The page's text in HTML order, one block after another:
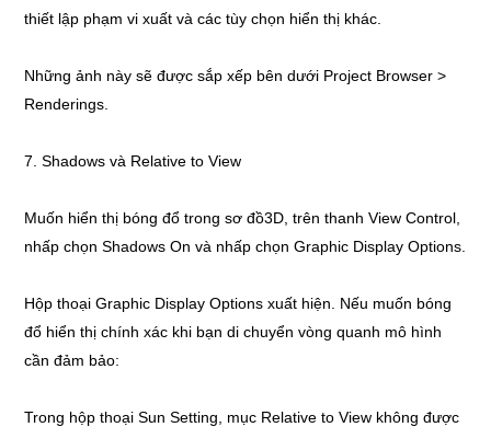
thiết lập phạm vi xuất và các tùy chọn hiển thị khác.
Những ảnh này sẽ được sắp xếp bên dưới Project Browser >
Renderings.
7. Shadows và Relative to View
Muốn hiển thị bóng đổ trong sơ đồ3D, trên thanh View Control,
nhấp chọn Shadows On và nhấp chọn Graphic Display Options.
Hộp thoại Graphic Display Options xuất hiện. Nếu muốn bóng
đổ hiển thị chính xác khi bạn di chuyển vòng quanh mô hình
cần đảm bảo:
Trong hộp thoại Sun Setting, mục Relative to View không được